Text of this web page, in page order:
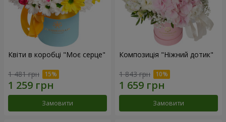
Квіти в коробці "Моє серце"
1 481 грн
Замовити
Композиція "Ніжний дотик"
1 843 грн
Замовити